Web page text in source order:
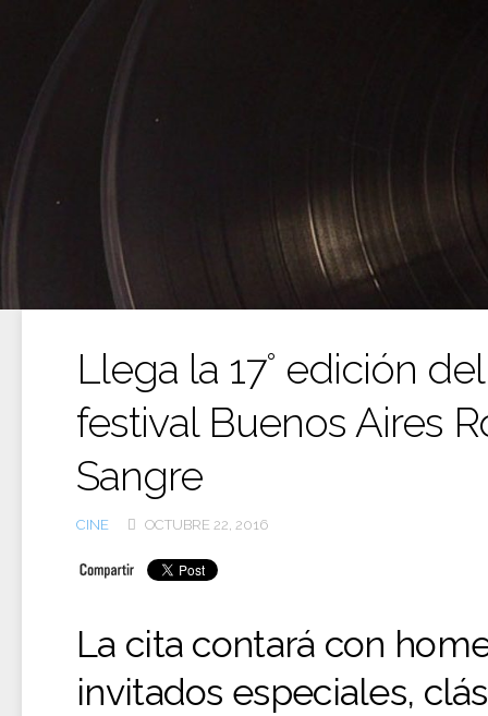
Llega la 17° edición del
festival Buenos Aires
Sangre
CINE OCTUBRE 22, 2016
La cita contará con
invitados especiales,